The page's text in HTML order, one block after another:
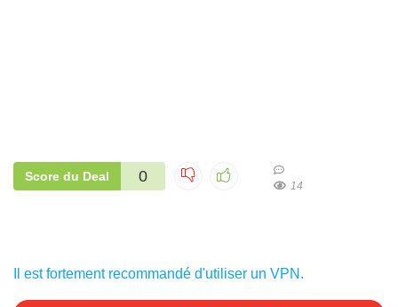
Score du Deal 0
14
Il est fortement recommandé d'utiliser un VPN.